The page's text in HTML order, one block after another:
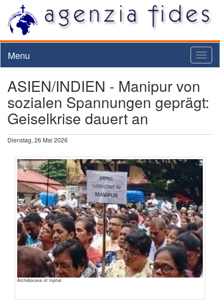
Menu
ASIEN/INDIEN - Manipur von
sozialen Spannungen geprägt:
Geiselkrise dauert an
Dienstag, 26 Mai 2026
Archdiocese of Inphal